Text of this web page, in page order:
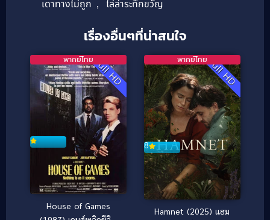
เดาทางไม่ถูก , ไล่ล่าระทึกขวัญ
เรื่องอื่นๆที่น่าสนใจ
Full HD
พากย์ไทย
House of Games
Full HD
8
พากย์ไทย
Hamnet (2025) แฮม